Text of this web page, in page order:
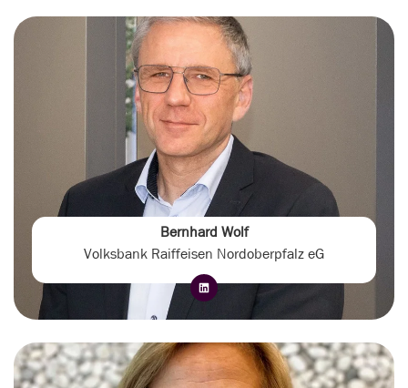
Bernhard Wolf
Volksbank Raiffeisen Nordoberpfalz eG